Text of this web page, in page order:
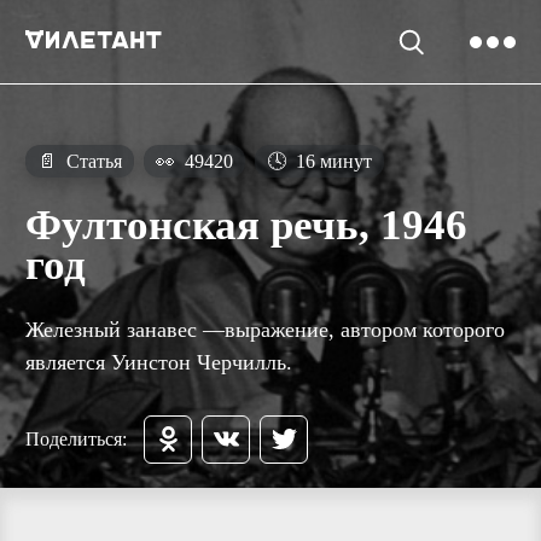
📄 Статья 👀 49420 🕓 16 минут
Фултонская речь, 1946
год
Железный занавес —выражение, автором которого
является Уинстон Черчилль.
Поделиться: